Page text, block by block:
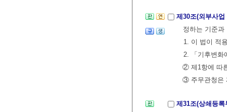
제30조(외부사
정하는 기준
1. 이 법이 적
2. 「기후변화
② 제1항에 따
③ 주무관청은
제31조(상쇄등